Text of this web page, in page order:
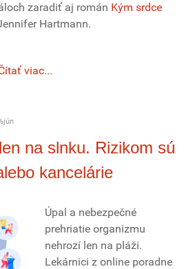
zaradiť aj román Kým srdce
Hartmann.
viac...
na slnku. Rizikom sú
kancelárie
Úpal a nebezpečné
prehriatie organizmu
nehrozí len na pláži.
Lekárnici z online poradne